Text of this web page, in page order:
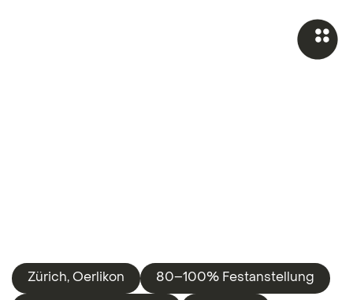
Zürich, Oerlikon 80–100% Festanstellung